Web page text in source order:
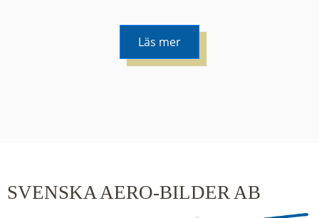
Läs mer
SVENSKA AERO-BILDER AB